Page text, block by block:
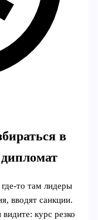
в
там лидеры
вводят санкции.
курс резко